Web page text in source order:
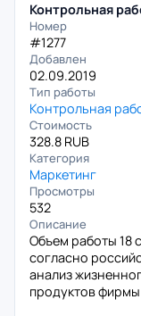
Контрольная
Номер
#1277
Добавлен
02.09.2019
Тип работы
Контрольная
Стоимость
328.8 RUB
Категория
Маркетинг
Просмотры
532
Описание
Объем работы 18
согласно
анализ
продуктов фирмы